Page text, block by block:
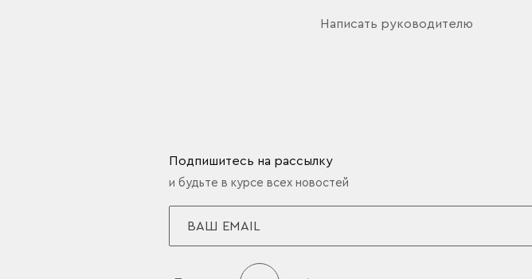
Написать руководителю
Подпишитесь на рассылку
и будьте в курсе всех новостей